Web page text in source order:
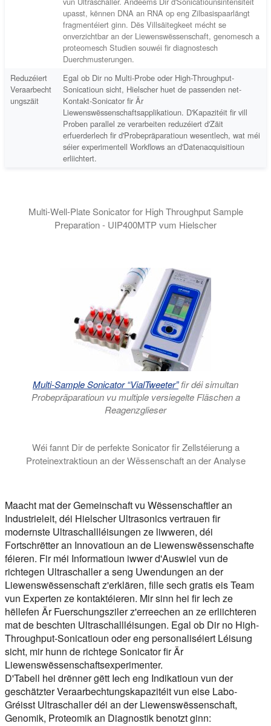
upasst, kënnen DNA an RNA op eng Zilbasispaarlängt
fragmentéiert ginn. Dës Villsäitegkeet mécht se
onverzichtbar an der Liewenswëssenschaft, genomesch a
proteomesch Studien souwéi fir diagnostesch
Duerchmusterungen.
Reduzéiert
Veraarbecht
ungszäit
Egal ob Dir no Multi-Probe oder High-Throughput-
Sonicatioun sicht, Hielscher huet de passenden net-
Kontakt-Sonicator fir Är
Liewenswëssenschaftsapplikatioun. D'Kapazitéit fir vill
Proben parallel ze verarbeiten reduzéiert d'Zäit
erfuerderlech fir d'Probepräparatioun wesentlech, wat méi
séier experimentell Workflows an d'Datenacquisitioun
erliichtert.
Multi-Well-Plate Sonicator for High Throughput Sample
Preparation - UIP400MTP vum Hielscher
Multi-Sample Sonicator “VialTweeter”fir déi simultan
Probepräparatioun vu multiple versiegelte Fläschen a
Reagenzglieser
Wéi fannt Dir de perfekte Sonicator fir Zellstéierung a
Proteinextraktioun an der Wëssenschaft an der Analyse
Maacht mat der Gemeinschaft vu Wëssenschaftler an
Industrieleit, déi Hielscher Ultrasonics vertrauen fir
modernste Ultraschallléisungen ze liwweren, déi
Fortschrëtter an Innovatioun an de Liewenswëssenschafte
féieren. Fir méi Informatioun iwwer d'Auswiel vun de
richtegen Ultraschaller a seng Uwendungen an der
Liewenswëssenschaft z'erklären, fille sech gratis eis Team
vun Experten ze kontaktéieren. Mir sinn hei fir Iech ze
hëllefen Är Fuerschungsziler z'erreechen an ze erliichteren
mat de beschten Ultraschallléisungen. Egal ob Dir no High-
Throughput-Sonicatioun oder eng personaliséiert Léisung
sicht, mir hunn de richtege Sonicator fir Är
Liewenswëssenschaftsexperimenter.
D'Tabell hei drënner gëtt Iech eng Indikatioun vun der
geschätzter Veraarbechtungskapazitéit vun eise Labo-
Gréisst Ultraschaller déi an der Liewenswëssenschaft,
Genomik, Proteomik an Diagnostik benotzt ginn: